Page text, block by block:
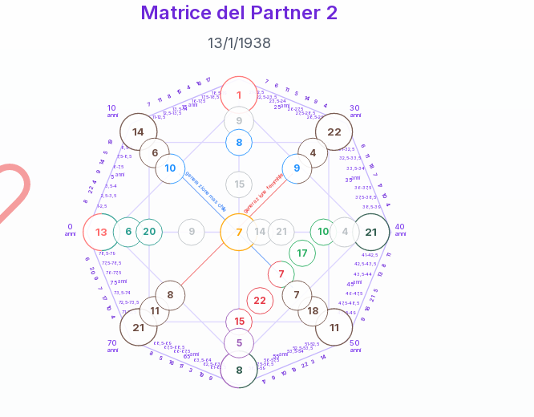
Matrice del Partner 2
13/1/1938
generazione maschile generazione femminile
0
anni
10
anni
30
anni
40
anni
50
anni
70
anni
1-2,5
2,5-3,5
3,5-4
6-7,5
7,5-8,5
8,5-9
11-12,5
12,5-13,5
13,5-14
16-17,5
17,5-18,5
18,5-19
21-22,5
22,5-23,5
23,5-24
26-27,5
27,5-28,5
28,5-29
31-32,5
32,5-33,5
33,5-34
36-37,5
37,5-38,5
38,5-39
41-42,5
42,5-43,5
43,5-44
46-47,5
47,5-48,5
48,5-49
51-52,5
52,5-53,5
53,5-54
56-57,5
57,5-58,5
58,5-59
61-62,5
62,5-63,5
63,5-64
66-67,5
67,5-68,5
68,5-69
71-72,5
72,5-73,5
73,5-74
76-77,5
77,5-78,5
78,5-79
8
22
4
9
14
5
19
7
11
8
15
4 16 17 7
6
11
5
14 9
4
6
11
18
7
17
10
4
11
8
13
5
21
16
9
14
3
22
19
10
9
17
9
19
3
11
16
5
8
4
10
17
7
9
20
6
13
1
21
8
7
14 22
21 11
15
22
7
17
10
6
9
4
5
20
8
14 21
9
15
6
10
4
9
11
8
18
7
5 anni
15 anni 25anni
35anni
45anni
55anni
65anni
75anni